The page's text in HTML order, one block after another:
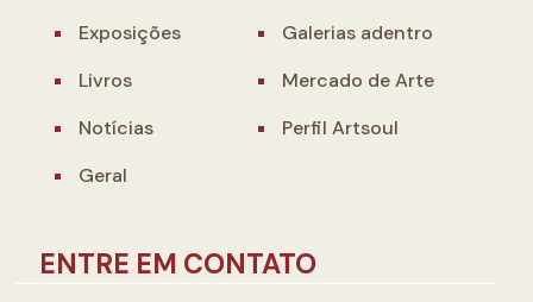
Exposições
Galerias adentro
Livros
Mercado de Arte
Notícias
Perfil Artsoul
Geral
ENTRE EM CONTATO